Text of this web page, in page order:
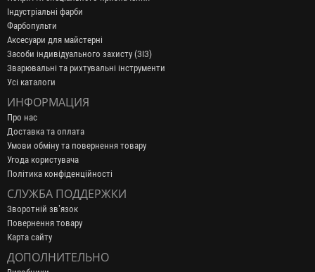
Індустріальні фарби
Фарбопульти
Аксесуари для майстерні
Засоби індивідуального захисту (ЗІЗ)
Зварювальні та рихтувальні інструменти
Усі каталоги
ИНФОРМАЦИЯ
Про нас
Доставка та оплата
Умови обміну та повернення товару
Угода користувача
Політика конфіденційності
СЛУЖБА ПОДДЕРЖКИ
Зворотній зв’язок
Повернення товару
Карта сайту
ДОПОЛНИТЕЛЬНО